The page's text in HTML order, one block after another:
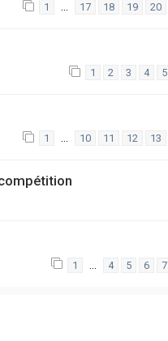
1 17 18 19 20
1 2 3 4 5
1 … 10 11 12 13
1 4 5 6 7